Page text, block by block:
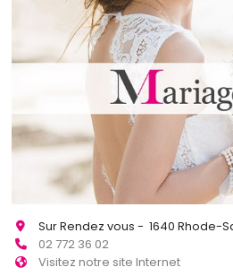
Sur Rendez vous - 1640 Rhode-
02 772 36 02
Visitez notre site Internet